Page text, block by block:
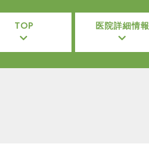
TOP 医院詳細情報